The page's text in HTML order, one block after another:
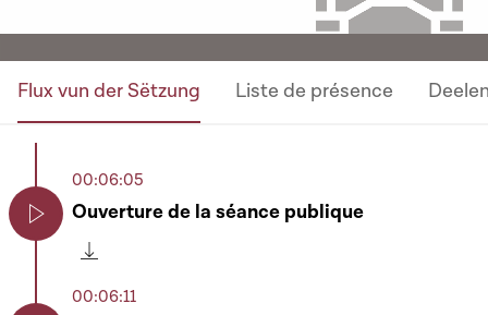
Flux vun der Sëtzung Liste de présence
00:06:05
Ouverture de la séance publique
00:06:11